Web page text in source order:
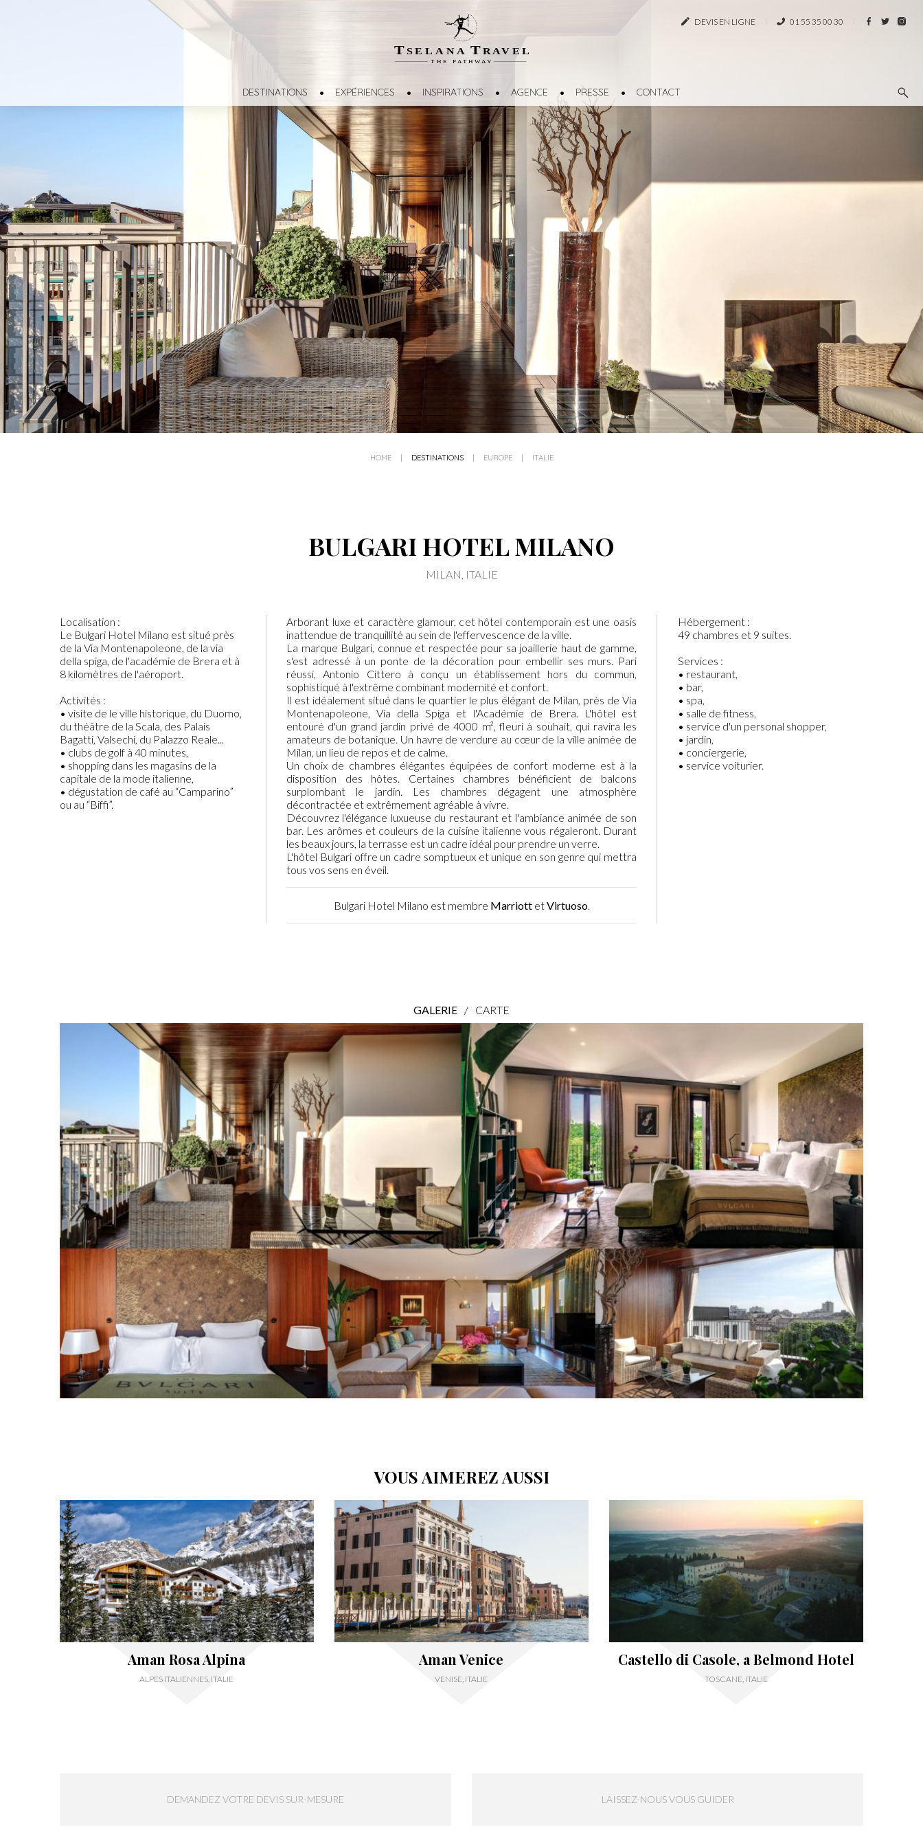
T SELANA T R AVEL
THE P A TH W A Y
DESTINATIONS EXPÉRIENCES INSPIRATIONS AGENCE PRESSE CONTACT
DEVIS EN LIGNE 01 55 35 00 30
HOME DESTINATIONS EUROPE ITALIE
BULGARI HOTEL MILANO
MILAN, ITALIE
Localisation :
Le Bulgari Hotel Milano est situé près
de la Via Montenapoleone, de la via
della spiga, de l'académie de Brera et à
8 kilomètres de l'aéroport.
Activités :
• visite de le ville historique, du Duomo,
du théâtre de la Scala, des Palais
Bagatti, Valsechi, du Palazzo Reale...
• clubs de golf à 40 minutes,
• shopping dans les magasins de la
capitale de la mode italienne,
• dégustation de café au “Camparino”
ou au “Biffi”.
Arborant luxe et caractère glamour, cet hôtel contemporain est une oasis
inattendue de tranquillité au sein de l'effervescence de la ville.
La marque Bulgari, connue et respectée pour sa joaillerie haut de gamme,
s'est adressé à un ponte de la décoration pour embellir ses murs. Pari
réussi, Antonio Cittero à conçu un établissement hors du commun,
sophistiqué à l'extrême combinant modernité et confort.
Il est idéalement situé dans le quartier le plus élégant de Milan, près de Via
Montenapoleone, Via della Spiga et l'Académie de Brera. L'hôtel est
entouré d'un grand jardin privé de 4000 m², fleuri à souhait, qui ravira les
amateurs de botanique. Un havre de verdure au cœur de la ville animée de
Milan, un lieu de repos et de calme.
Un choix de chambres élégantes équipées de confort moderne est à la
disposition des hôtes. Certaines chambres bénéficient de balcons
surplombant le jardin. Les chambres dégagent une atmosphère
décontractée et extrêmement agréable à vivre.
Découvrez l'élégance luxueuse du restaurant et l'ambiance animée de son
bar. Les arômes et couleurs de la cuisine italienne vous régaleront. Durant
les beaux jours, la terrasse est un cadre idéal pour prendre un verre.
L'hôtel Bulgari offre un cadre somptueux et unique en son genre qui mettra
tous vos sens en éveil.
Bulgari Hotel Milano est membre MarriottetVirtuoso.
Hébergement :
49 chambres et 9 suites.
Services :
• restaurant,
• bar,
• spa,
• salle de fitness,
• service d'un personal shopper,
• jardin,
• conciergerie,
• service voiturier.
GALERIE / CARTE
VOUS AIMEREZ AUSSI
Aman Rosa Alpina
ALPES ITALIENNES, ITALIE
Aman Venice
VENISE, ITALIE
Castello di Casole, a Belmond Hotel
TOSCANE, ITALIE
DEMANDEZ VOTRE DEVIS SUR-MESURE LAISSEZ-NOUS VOUS GUIDER